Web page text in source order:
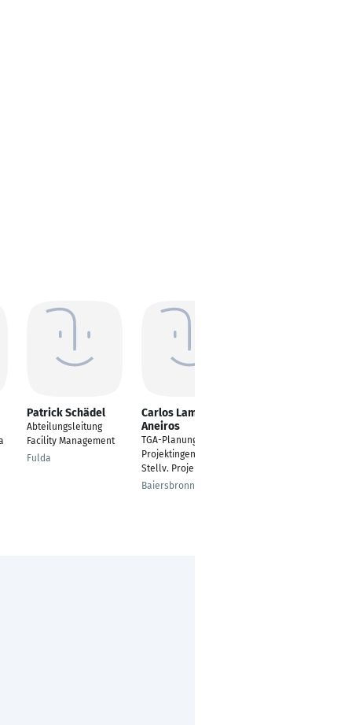
Patrick Schädel
Abteilungsleitung
Facility Management
Fulda
Carlos Lamas
Aneiros
TGA-Planung ·
Projektingenieur ·
Stellv. Projektleitung
Baiersbronn